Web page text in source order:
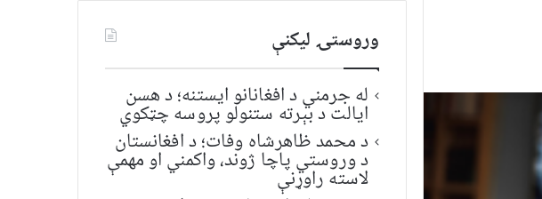
وروستۍ ليکنې
له جرمني د افغانانو ایستنه؛ د هسن
ایالت د بېرته ستنولو پروسه چټکوي
د محمد ظاهرشاه وفات؛ د افغانستان
د وروستي پاچا ژوند، واکمني او مهمې
لاسته راوړنې